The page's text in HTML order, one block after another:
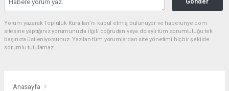
Yorum yazarak Topluluk Kuralları’nı kabul etmiş bulunuyor ve haberunye.com
sitesine yaptığınız yorumunuzla ilgili doğrudan veya dolaylı tüm sorumluluğu tek
başınıza üstleniyorsunuz. Yazılan tüm yorumlardan site yönetimi hiçbir şekilde
sorumlu tutulamaz.
Anasayfa